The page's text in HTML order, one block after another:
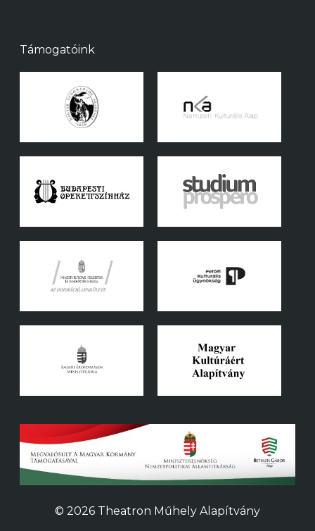
Támogatóink
© 2026 Theatron Műhely Alapítvány